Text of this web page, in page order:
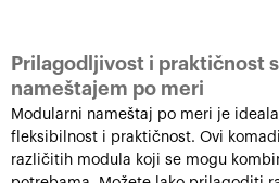
Prilagodljivost i praktičnost
nameštajem po meri
Modularni nameštaj po meri je
fleksibilnost i praktičnost. Ovi
različitih modula koji se mogu